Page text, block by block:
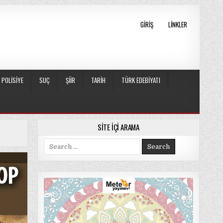
GIRIŞ LINKLER
POLISIYE SUÇ ŞIIR TARIH TÜRK EDEBIYATI
SITE İÇI ARAMA
Search
for: